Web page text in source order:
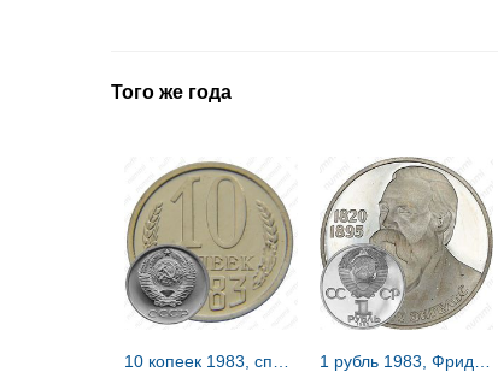
Того же года